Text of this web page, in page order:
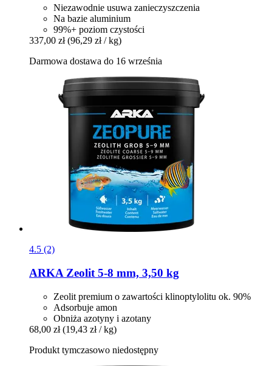
Niezawodnie usuwa zanieczyszczenia
Na bazie aluminium
99%+ poziom czystości
337,00 zł (96,29 zł / kg)
Darmowa dostawa do 16 września
4.5 (2)
ARKA Zeolit 5-​8 mm, 3,50 kg
Zeolit premium o zawartości klinoptylolitu ok. 90%
Adsorbuje amon
Obniża azotyny i azotany
68,00 zł (19,43 zł / kg)
Produkt tymczasowo niedostępny